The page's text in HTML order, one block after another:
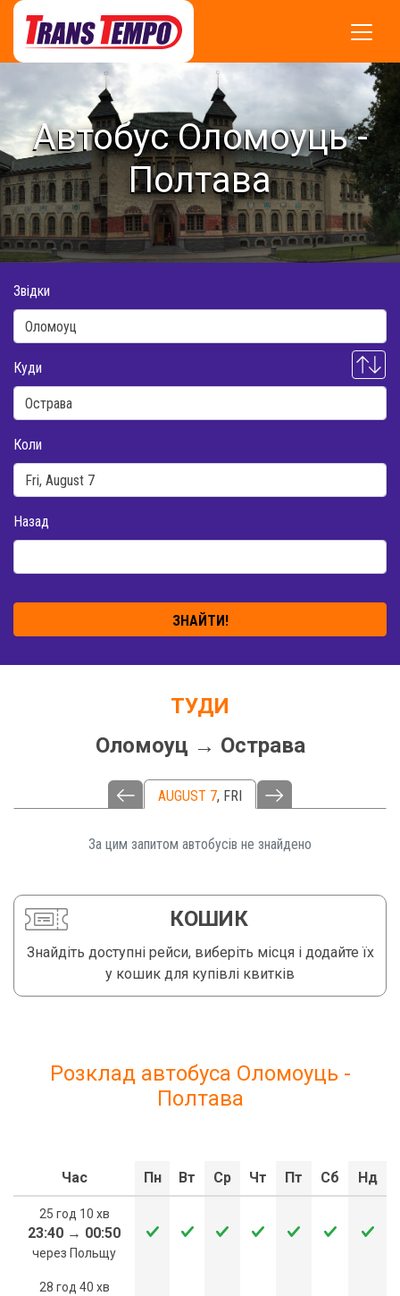
Автобус Оломоуць -
Полтава
Звідки
Куди
Коли
Назад
ЗНАЙТИ!
ТУДИ
Оломоуц → Острава
AUGUST 7, FRI
За цим запитом автобусів не знайдено️
КОШИК
Знайдіть доступні рейси, виберіть місця і додайте їх
у кошик для купівлі квитків
Розклад автобуса Оломоуць -
Полтава
Час Пн Вт Ср Чт Пт Сб Нд
25 год 10 хв
23:40 → 00:50
через Польщу
28 год 40 хв